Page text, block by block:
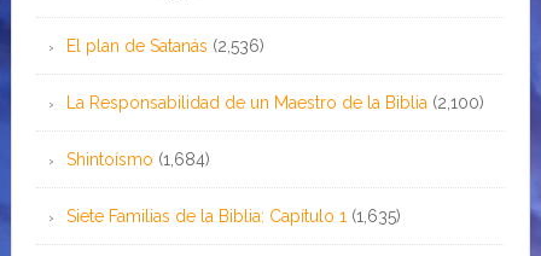
El plan de Satanás (2,536)
La Responsabilidad de un Maestro de la Biblia (2,100)
Shintoísmo (1,684)
Siete Familias de la Biblia: Capítulo 1 (1,635)